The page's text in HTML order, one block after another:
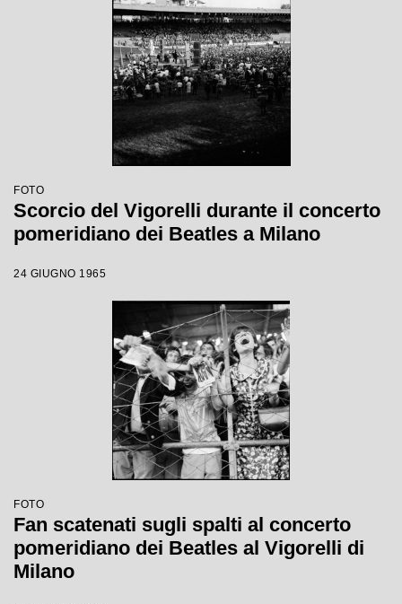
FOTO
Scorcio del Vigorelli durante il concerto
pomeridiano dei Beatles a Milano
24 GIUGNO 1965
FOTO
Fan scatenati sugli spalti al concerto
pomeridiano dei Beatles al Vigorelli di
Milano